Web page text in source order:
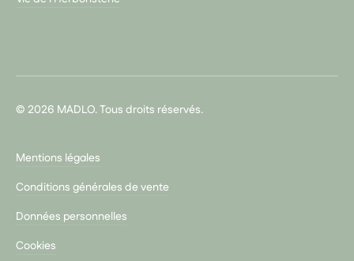
© 2026 MADLO. Tous droits réservés.
Mentions légales
Conditions générales de vente
Données personnelles
Cookies